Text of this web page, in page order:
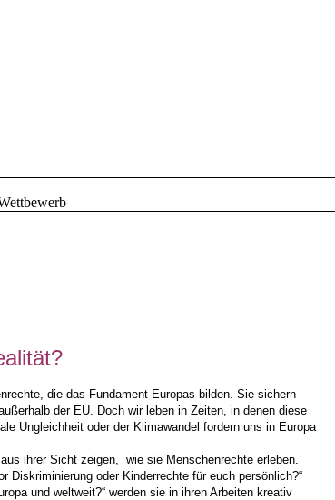
die das Fundament Europas bilden. Sie sichern
der EU.
Doch wir leben in Zeiten, in denen diese
Ungleichheit oder der Klimawandel fordern uns in Europa
ihrer Sicht zeigen, wie sie Menschenrechte erleben.
Diskriminierung oder Kinderrechte für euch persönlich?“
und weltweit?“ werden sie in ihren Arbeiten kreativ